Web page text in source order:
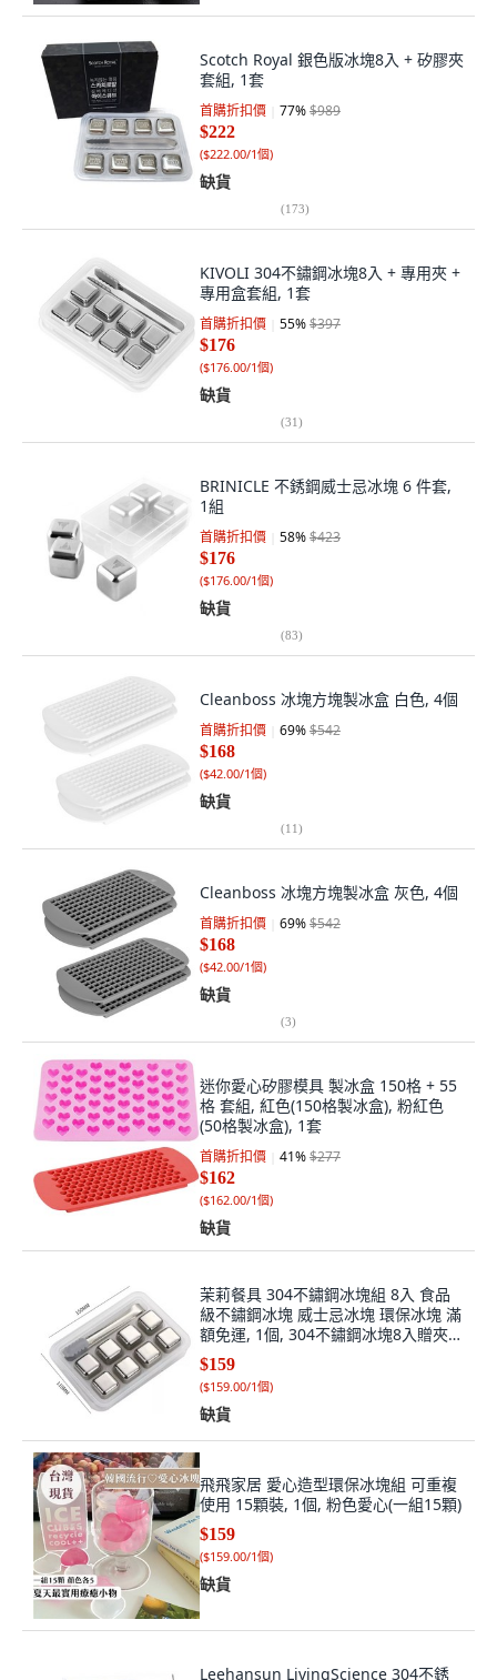
Scotch Royal 銀色版冰塊8入 + 矽膠夾
套組, 1套
首購折扣價 77%$989
$222
($222.00/1個)
缺貨
(173)
KIVOLI 304不鏽鋼冰塊8入 + 專用夾 +
專用盒套組, 1套
首購折扣價 55%$397
$176
($176.00/1個)
缺貨
(31)
BRINICLE 不銹鋼威士忌冰塊 6 件套,
1組
首購折扣價 58%$423
$176
($176.00/1個)
缺貨
(83)
Cleanboss 冰塊方塊製冰盒 白色, 4個
首購折扣價 69%$542
$168
($42.00/1個)
缺貨
(11)
Cleanboss 冰塊方塊製冰盒 灰色, 4個
首購折扣價 69%$542
$168
($42.00/1個)
缺貨
(3)
迷你愛心矽膠模具 製冰盒 150格 + 55
格 套組, 紅色(150格製冰盒), 粉紅色
(50格製冰盒), 1套
首購折扣價 41%$277
$162
($162.00/1個)
缺貨
茉莉餐具 304不鏽鋼冰塊組 8入 食品
級不鏽鋼冰塊 威士忌冰塊 環保冰塊 滿
額免運, 1個, 304不鏽鋼冰塊8入贈夾跟
盒
$159
($159.00/1個)
缺貨
飛飛家居 愛心造型環保冰塊組 可重複
使用 15顆裝, 1個, 粉色愛心(一組15顆)
$159
($159.00/1個)
缺貨
Leehansun LivingScience 304不銹